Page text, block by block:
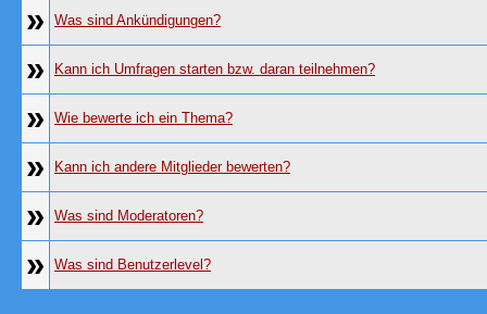
» Was sind Ankündigungen?
» Kann ich Umfragen starten bzw. daran teilnehmen?
» Wie bewerte ich ein Thema?
» Kann ich andere Mitglieder bewerten?
» Was sind Moderatoren?
» Was sind Benutzerlevel?